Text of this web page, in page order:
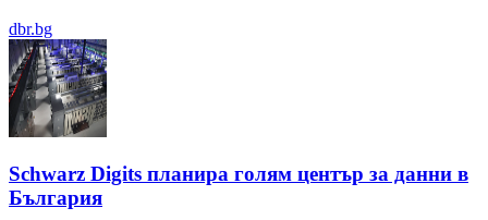
dbr.bg
Schwarz Digits планира голям център за данни в
България